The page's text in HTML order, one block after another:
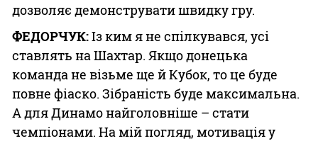
дозволяє демонструвати швидку гру.
ФЕДОРЧУК:Із ким я не спілкувався, усі
ставлять на Шахтар. Якщо донецька
команда не візьме ще й Кубок, то це буде
повне фіаско. Зібраність буде максимальна.
А для Динамо найголовніше – стати
чемпіонами. На мій погляд, мотивація у